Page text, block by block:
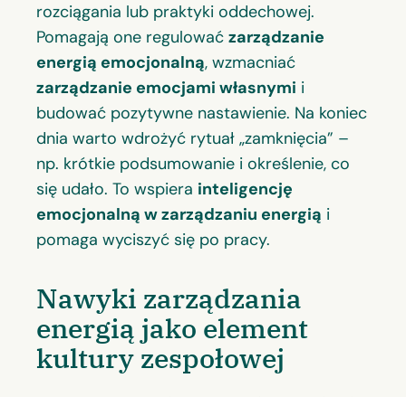
rozciągania lub praktyki oddechowej.
Pomagają one regulować zarządzanie
energią emocjonalną, wzmacniać
zarządzanie emocjami własnymi i
budować pozytywne nastawienie. Na koniec
dnia warto wdrożyć rytuał „zamknięcia” –
np. krótkie podsumowanie i określenie, co
się udało. To wspiera inteligencję
emocjonalną w zarządzaniu energią i
pomaga wyciszyć się po pracy.
Nawyki zarządzania
energią jako element
kultury zespołowej